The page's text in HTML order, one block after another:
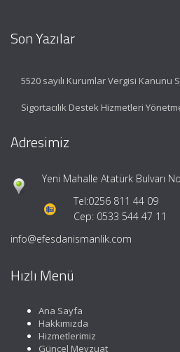
Son Yazılar
5520 sayılı Kurumlar Vergisi Kanunu
Sigortacılık Destek Hizmetleri
Adresimiz
Yeni Mahalle Atatürk Bulvarı
Tel:0256 811 44 09
Cep: 0533 544 47 11
info@efesdanismanlik.com
Hızlı Menü
Ana Sayfa
Hakkımızda
Hizmetlerimiz
Güncel Mevzuat